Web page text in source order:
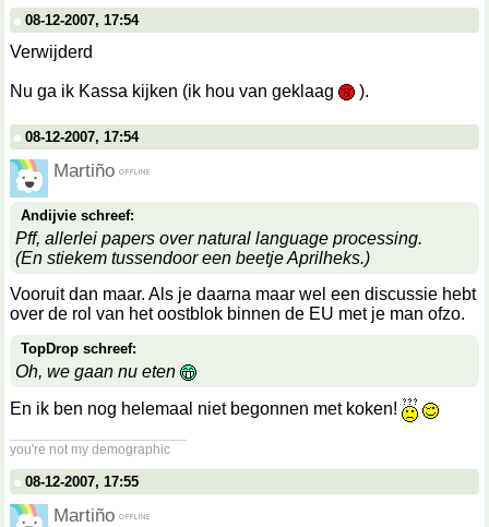
08-12-2007, 17:54
Verwijderd
Nu ga ik Kassa kijken (ik hou van geklaag ).
08-12-2007, 17:54
Martiño
Andijvie schreef:
Pff, allerlei papers over natural language processing.
(En stiekem tussendoor een beetje Aprilheks.)
Vooruit dan maar. Als je daarna maar wel een discussie hebt
over de rol van het oostblok binnen de EU met je man ofzo.
TopDrop schreef:
Oh, we gaan nu eten
En ik ben nog helemaal niet begonnen met koken!
you're not my demographic
08-12-2007, 17:55
Martiño